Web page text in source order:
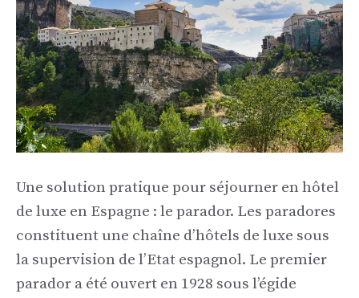
Une solution pratique pour séjourner en hôtel
de luxe en Espagne : le parador. Les paradores
constituent une chaîne d’hôtels de luxe sous
la supervision de l’Etat espagnol. Le premier
parador a été ouvert en 1928 sous l’égide